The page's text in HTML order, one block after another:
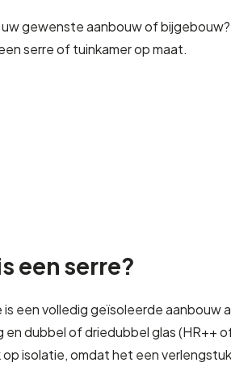
gewenste aanbouw of
serre of tuinkamer op maat.
een serre?
is een volledig geïsoleerde aanbouw
en dubbel of driedubbel glas (HR++
isolatie, omdat het een